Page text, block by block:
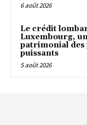
6 août 2026
Le crédit
Luxembourg,
patrimonial des
puissants
5 août 2026